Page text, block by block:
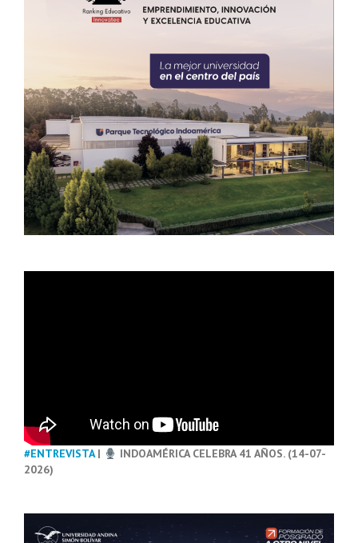
#ENTREVISTA|
INDOAMÉRICA CELEBRA 41 AÑOS. (14-07-
2026)